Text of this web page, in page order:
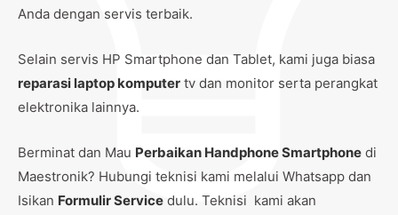
Anda dengan servis terbaik.
Selain servis HP Smartphone dan Tablet, kami juga biasa
reparasi laptop komputer tv dan monitor serta perangkat
elektronika lainnya.
Berminat dan Mau Perbaikan Handphone Smartphone di
Maestronik? Hubungi teknisi kami melalui Whatsapp dan
Isikan Formulir Service dulu. Teknisi kami akan